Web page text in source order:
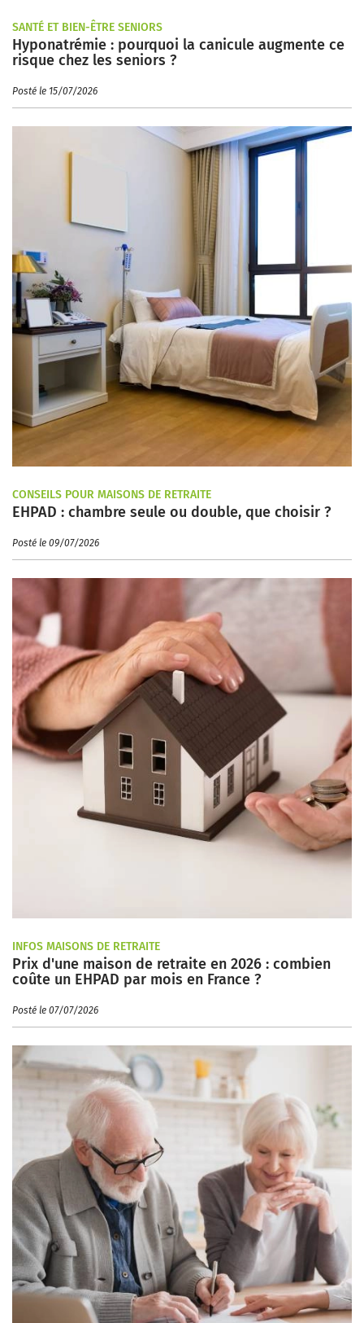
SANTÉ ET BIEN-ÊTRE SENIORS
Hyponatrémie : pourquoi la canicule augmente ce
risque chez les seniors ?
Posté le 15/07/2026
CONSEILS POUR MAISONS DE RETRAITE
EHPAD : chambre seule ou double, que choisir ?
Posté le 09/07/2026
INFOS MAISONS DE RETRAITE
Prix d'une maison de retraite en 2026 : combien
coûte un EHPAD par mois en France ?
Posté le 07/07/2026